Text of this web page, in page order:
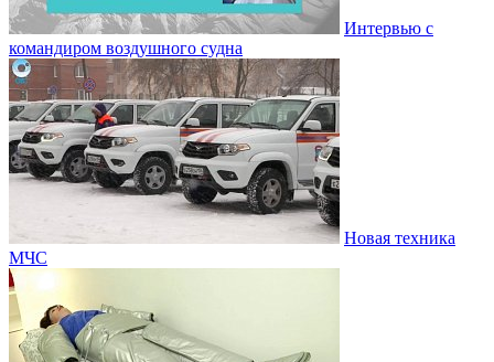
Интервью с
командиром воздушного судна
Новая техника
МЧС